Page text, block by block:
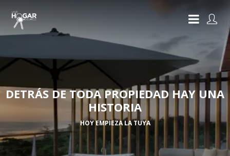
DETRÁS DE TODA PROPIEDAD HAY UNA
HISTORIA
HOY EMPIEZA LA TUYA